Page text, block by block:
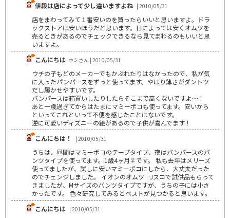
値段は店によって少し違いますよね | 2010/05/31
店をまわってみて１番安いのを買ったらいいと思いますよ。ドラ
ックストアは安いほうだと思います。日によっては安くオムツを
売るときがあるのでチェックできるなら見てまわるのもいいと思
いますよ。
こんにちは ホミさん | 2010/05/31
ウチの子もどのメーカーでもかぶれたりはなかったので、私が気
に入ったパンパースをずっと使ってます。やはり薄さがダントツ
だし履かせやすいです。
パンパースは箱買いしたりしたらそこまで高くないですよ～！
あと一歳過ぎてからはたまにマミーポコも使ってます。安いから
といってこれといって不便を感じたことはないです。
逆に可愛いディズニーの絵があるので子供が喜んでます！
こんにちは！
| 2010/05/31
うちは、昼間はマミーポコのテープタイプ、夜はパンパースのパ
ンツタイプを使ってます。1歳4ヶ月♀です。 私も去年はメリーズ
使ってましたが、試しに安いマミーポコにしたら、大丈夫だった
のでチェンジしました。 イオンのオムツ…Jスコで試供品もらって
きましたが、Mサイズのパンツタイプですが、うちの子には小さ
かったです。 色々研究してみるとベストが見つかると思います。
こんにちは | 2010/05/31